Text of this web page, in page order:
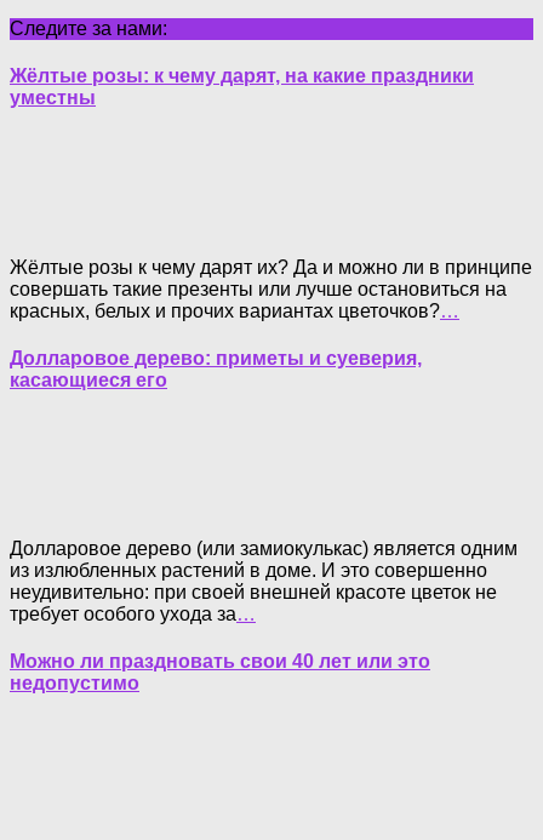
Следите за нами:
Жёлтые розы: к чему дарят, на какие праздники
уместны
Жёлтые розы к чему дарят их? Да и можно ли в принципе
совершать такие презенты или лучше остановиться на
красных, белых и прочих вариантах цветочков?…
Долларовое дерево: приметы и суеверия,
касающиеся его
Долларовое дерево (или замиокулькас) является одним
из излюбленных растений в доме. И это совершенно
неудивительно: при своей внешней красоте цветок не
требует особого ухода за…
Можно ли праздновать свои 40 лет или это
недопустимо